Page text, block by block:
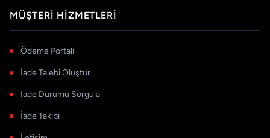
MÜŞTERI HIZMETLERI
Ödeme Portalı
İade Talebi Oluştur
İade Durumu Sorgula
İade Takibi